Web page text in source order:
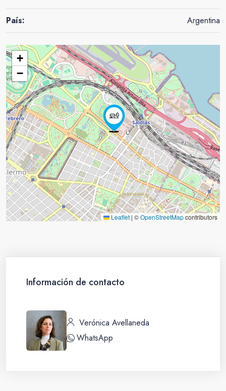
País: Argentina
+
−
Leaflet | ©OpenStreetMapcontributors
Información de contacto
Verónica Avellaneda
WhatsApp